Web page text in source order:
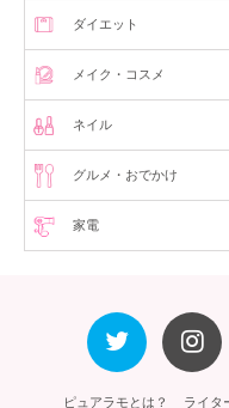
ダイエット
メイク・コスメ
ネイル
グルメ・おでかけ
家電
ピュアラモとは？ ライタ